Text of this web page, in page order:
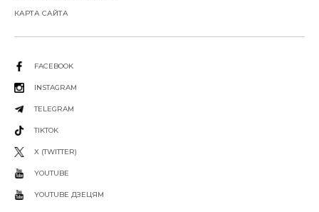
КАРТА САЙТА
FACEBOOK
INSTAGRAM
TELEGRAM
TIKTOK
X (TWITTER)
YOUTUBE
YOUTUBE ДЗЕЦЯМ